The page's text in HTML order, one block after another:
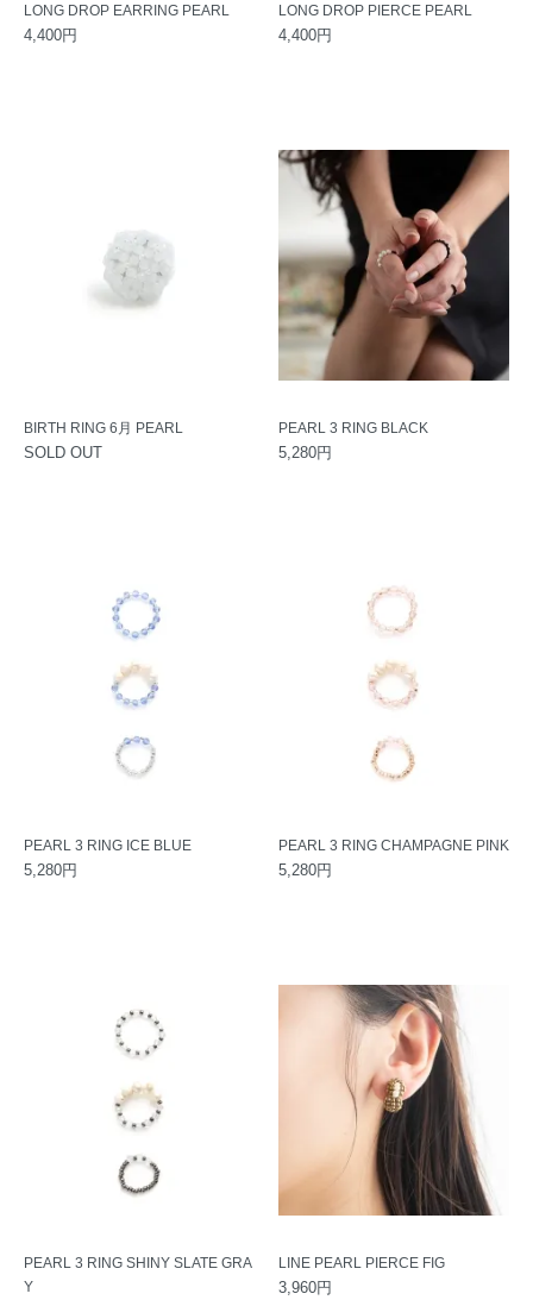
LONG DROP EARRING PEARL
4,400円
LONG DROP PIERCE PEARL
4,400円
BIRTH RING 6月 PEARL
SOLD OUT
PEARL 3 RING BLACK
5,280円
PEARL 3 RING ICE BLUE
5,280円
PEARL 3 RING CHAMPAGNE PINK
5,280円
PEARL 3 RING SHINY SLATE GRA
Y
LINE PEARL PIERCE FIG
3,960円